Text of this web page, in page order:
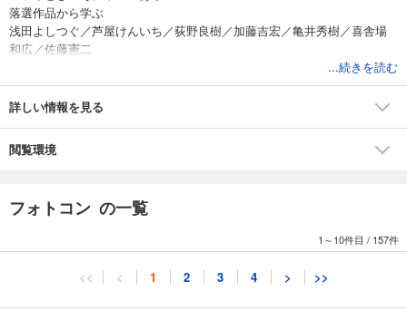
落選作品から学ぶ
浅田よしつぐ／芦屋けんいち／荻野良樹／加藤吉宏／亀井秀樹／喜舎場
和広／佐藤憲二
芝﨑靜雄／鈴木サトル／鈴木賢武／時津伸一／長谷由美／中原良友／横
澤千晶
素敵な笑顔を撮りたい！！
125 ［連載］レベルアップは一日にして成らず！
【写真撮影基本のキ】
...続きを読む
詳しい情報を見る
閲覧環境
フォトコン の一覧
1～10件目 / 157件
<< < 1 2 3 4 > >>